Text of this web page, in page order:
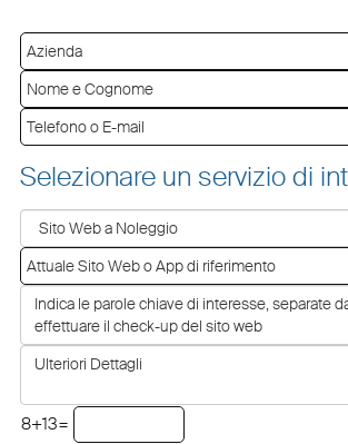
Selezionare un servizio di
8+13=